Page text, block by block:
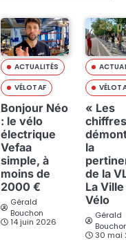
ACTUALITÉS
VÉLOTAF
Bonjour Néo
: le vélo
électrique
Vefaa
simple, à
moins de
2000 €
Gérald
Bouchon
14 juin 2026
« Les
chiffres
la
de la
La Ville
Vélo
Gérald
30 mai